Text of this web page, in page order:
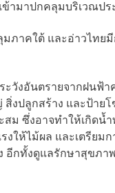
ข้ามาปกคลุมบริเวณป
าคใต้ และอ่าวไทยมี
วังอันตรายจากฝนฟ้า
สิ่งปลูกสร้าง และป้าย
ม ซึ่งอาจทำให้เกิดน้
งให้ไม้ผล และเตรียม
อีกทั้งดูแลรักษาสุขภ